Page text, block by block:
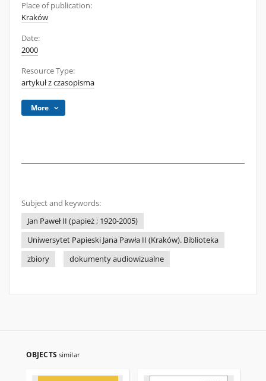
Place of publication:
Kraków
Date:
2000
Resource Type:
artykuł z czasopisma
More
Subject and keywords:
Jan Paweł II (papież ; 1920-2005)
Uniwersytet Papieski Jana Pawła II (Kraków). Biblioteka
zbiory
dokumenty audiowizualne
OBJECTS similar